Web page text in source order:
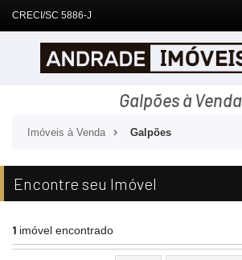
CRECI/SC 5886-J
Galpões à Venda
Imóveis à Venda Galpões
Encontre seu Imóvel
1 imóvel encontrado